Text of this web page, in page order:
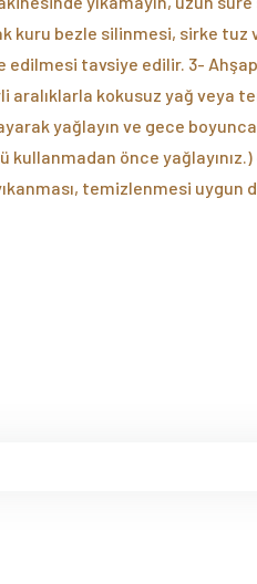
kuru bezle silinmesi, sirke tuz
tavsiye edilir. 3-
aralıklarla kokusuz yağ veya
yağlayın ve gece
kullanmadan önce
temizlenmesi uygun